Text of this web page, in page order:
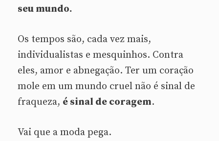
seu mundo.
Os tempos são, cada vez mais,
individualistas e mesquinhos. Contra
eles, amor e abnegação. Ter um coração
mole em um mundo cruel não é sinal de
fraqueza, é sinal de coragem.
Vai que a moda pega.